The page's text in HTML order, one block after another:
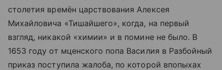
столетия времён царствования Алексея
Михайловича «Тишайшего», когда, на первый
взгляд, никакой «химии» и в помине не было. В
1653 году от мценского попа Василия в Разбойный
приказ поступила жалоба, по которой впопыхах